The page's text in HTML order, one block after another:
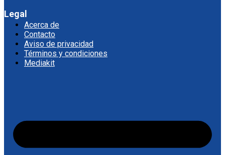
Legal
Acerca de
Contacto
Aviso de privacidad
Términos y condiciones
Mediakit